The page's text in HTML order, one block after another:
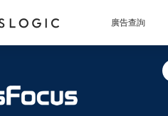
廣告查詢